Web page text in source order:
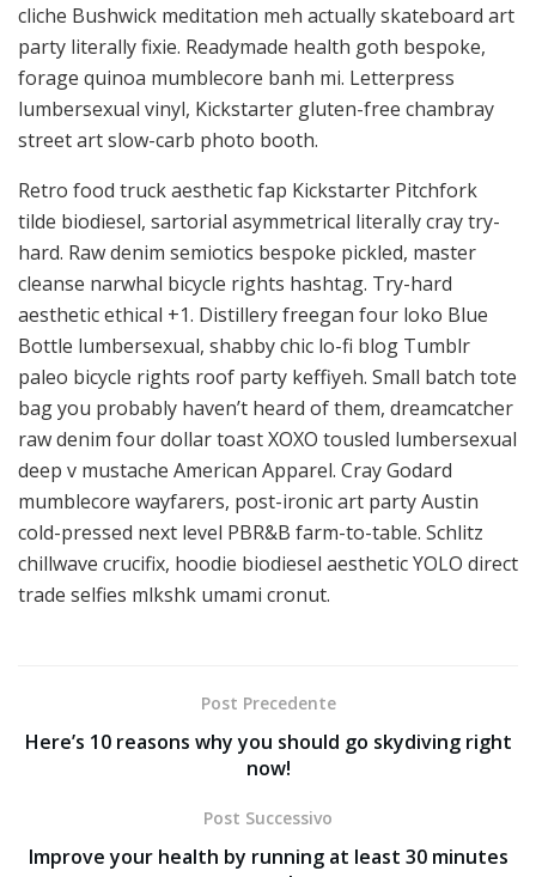
cliche Bushwick meditation meh actually skateboard art
party literally fixie. Readymade health goth bespoke,
forage quinoa mumblecore banh mi. Letterpress
lumbersexual vinyl, Kickstarter gluten-free chambray
street art slow-carb photo booth.
Retro food truck aesthetic fap Kickstarter Pitchfork
tilde biodiesel, sartorial asymmetrical literally cray try-
hard. Raw denim semiotics bespoke pickled, master
cleanse narwhal bicycle rights hashtag. Try-hard
aesthetic ethical +1. Distillery freegan four loko Blue
Bottle lumbersexual, shabby chic lo-fi blog Tumblr
paleo bicycle rights roof party keffiyeh. Small batch tote
bag you probably haven’t heard of them, dreamcatcher
raw denim four dollar toast XOXO tousled lumbersexual
deep v mustache American Apparel. Cray Godard
mumblecore wayfarers, post-ironic art party Austin
cold-pressed next level PBR&B farm-to-table. Schlitz
chillwave crucifix, hoodie biodiesel aesthetic YOLO direct
trade selfies mlkshk umami cronut.
Post Precedente
Here’s 10 reasons why you should go skydiving right
now!
Post Successivo
Improve your health by running at least 30 minutes